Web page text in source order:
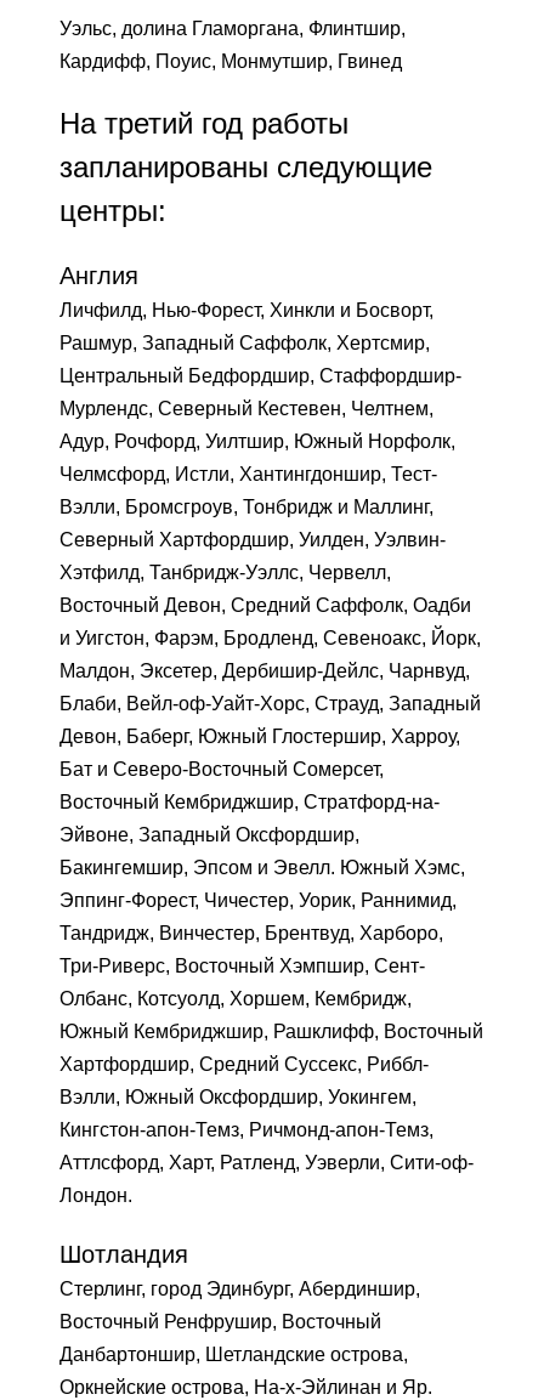
Уэльс, долина Гламоргана, Флинтшир,
Кардифф, Поуис, Монмутшир, Гвинед
На третий год работы
запланированы следующие
центры:
Англия
Личфилд, Нью-Форест, Хинкли и Босворт,
Рашмур, Западный Саффолк, Хертсмир,
Центральный Бедфордшир, Стаффордшир-
Мурлендс, Северный Кестевен, Челтнем,
Адур, Рочфорд, Уилтшир, Южный Норфолк,
Челмсфорд, Истли, Хантингдоншир, Тест-
Вэлли, Бромсгроув, Тонбридж и Маллинг,
Северный Хартфордшир, Уилден, Уэлвин-
Хэтфилд, Танбридж-Уэллс, Червелл,
Восточный Девон, Средний Саффолк, Оадби
и Уигстон, Фарэм, Бродленд, Севеноакс, Йорк,
Малдон, Эксетер, Дербишир-Дейлс, Чарнвуд,
Блаби, Вейл-оф-Уайт-Хорс, Страуд, Западный
Девон, Баберг, Южный Глостершир, Харроу,
Бат и Северо-Восточный Сомерсет,
Восточный Кембриджшир, Стратфорд-на-
Эйвоне, Западный Оксфордшир,
Бакингемшир, Эпсом и Эвелл. Южный Хэмс,
Эппинг-Форест, Чичестер, Уорик, Раннимид,
Тандридж, Винчестер, Брентвуд, Харборо,
Три-Риверс, Восточный Хэмпшир, Сент-
Олбанс, Котсуолд, Хоршем, Кембридж,
Южный Кембриджшир, Рашклифф, Восточный
Хартфордшир, Средний Суссекс, Риббл-
Вэлли, Южный Оксфордшир, Уокингем,
Кингстон-апон-Темз, Ричмонд-апон-Темз,
Аттлсфорд, Харт, Ратленд, Уэверли, Сити-оф-
Лондон.
Шотландия
Стерлинг, город Эдинбург, Абердиншир,
Восточный Ренфрушир, Восточный
Данбартоншир, Шетландские острова,
Оркнейские острова, На-х-Эйлинан и Яр.